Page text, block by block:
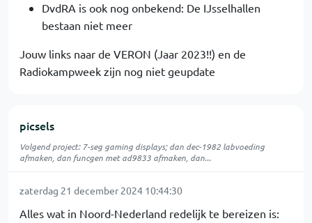
DvdRA is ook nog onbekend: De IJsselhallen
bestaan niet meer
Jouw links naar de VERON (Jaar 2023!!) en de
Radiokampweek zijn nog niet geupdate
picsels
Volgend project: 7-seg gaming displays; dan dec-1982 labvoeding
afmaken, dan funcgen met ad9833 afmaken, dan...
zaterdag 21 december 2024 10:44:30
Alles wat in Noord-Nederland redelijk te bereizen is: